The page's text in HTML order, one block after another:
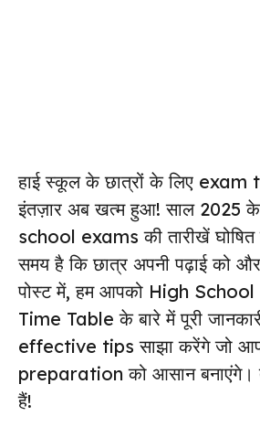
हाई स्कूल के छात्रों के लिए
इंतज़ार अब खत्म हुआ! साल 2025
school exams की तारीखें
समय है कि छात्र अपनी पढ़ाई को
पोस्ट में, हम आपको High
Time Table के बारे में पूरी
effective tips साझा करेंगे जो
preparation को आसान
हैं!